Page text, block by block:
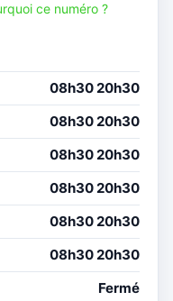
ce numéro ?
08h30 20h30
08h30 20h30
08h30 20h30
08h30 20h30
08h30 20h30
08h30 20h30
Fermé